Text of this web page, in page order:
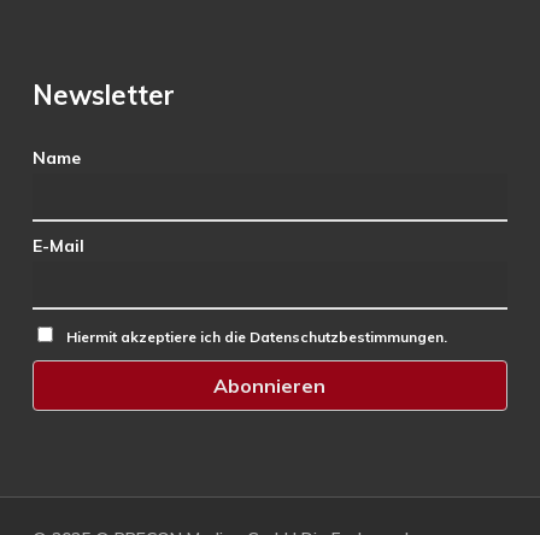
Newsletter
Name
E-Mail
Hiermit akzeptiere ich die Datenschutzbestimmungen.